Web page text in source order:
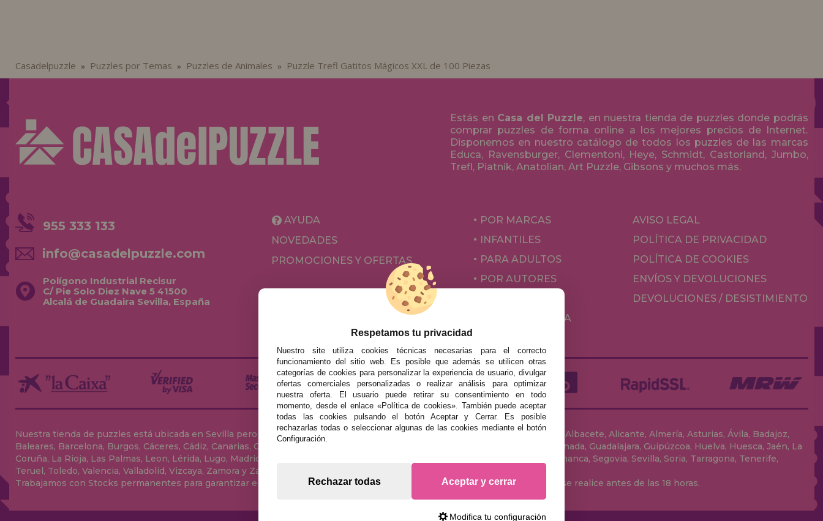
Casadelpuzzle » Puzzles por Temas » Puzzles de Animales » Puzzle Trefl Gatitos Mágicos XXL de 100 Piezas
Estás en Casa del Puzzle, en nuestra tienda de puzzles donde podrás
comprar puzzles de forma online a los mejores precios de Internet.
Disponemos en nuestro catálogo de todos los puzzles de las marcas
Educa, Ravensburger, Clementoni, Heye, Schmidt, Castorland, Jumbo,
Trefl, Piatnik, Anatolian, Art Puzzle, Gibsons y muchos más.
955 333 133
info@casadelpuzzle.com
Polígono Industrial Recisur
C/ Pie Solo Diez Nave 5 41500
Alcalá de Guadaira Sevilla, España
AYUDA
NOVEDADES
PROMOCIONES Y OFERTAS
POR MARCAS
INFANTILES
PARA ADULTOS
POR AUTORES
JUEGOS DE MESA
AVISO LEGAL
POLÍTICA DE PRIVACIDAD
POLÍTICA DE COOKIES
ENVÍOS Y DEVOLUCIONES
DEVOLUCIONES / DESISTIMIENTO
Nuestra tienda de puzzles está ubicada en Sevilla pero enviamos tus puzzles a cualquier ciudad del territorio español: Álava, Albacete, Alicante, Almería, Asturias, Ávila, Badajoz,
Baleares, Barcelona, Burgos, Cáceres, Cádiz, Canarias, Cantabria, Castellón, Ceuta, Ciudad Real, Córdoba, Cuenca, Gerona, Granada, Guadalajara, Guipúzcoa, Huelva, Huesca, Jaén, La
Coruña, La Rioja, Las Palmas, Leon, Lérida, Lugo, Madrid, Málaga, Melilla, Murcia, Navarra, Orense, Palencia, Pontevedra, Salamanca, Segovia, Sevilla, Soria, Tarragona, Tenerife,
Teruel, Toledo, Valencia, Valladolid, Vizcaya, Zamora y Zaragoza.
Trabajamos con Stocks permanentes para garantizar entregas rápidas en territorio peninsular, siempre y cuando el pedido se realice antes de las 18 horas.
Respetamos tu privacidad
Nuestro site utiliza cookies técnicas necesarias para el correcto
funcionamiento del sitio web. Es posible que además se utilicen otras
categorías de cookies para personalizar la experiencia de usuario, divulgar
ofertas comerciales personalizadas o realizar análisis para optimizar
nuestra oferta. El usuario puede retirar su consentimiento en todo
momento, desde el enlace «Política de cookies». También puede aceptar
todas las cookies pulsando el botón Aceptar y Cerrar. Es posible
rechazarlas todas o seleccionar algunas de las cookies mediante el botón
Configuración.
Rechazar todas Aceptar y cerrar
Modifica tu configuración